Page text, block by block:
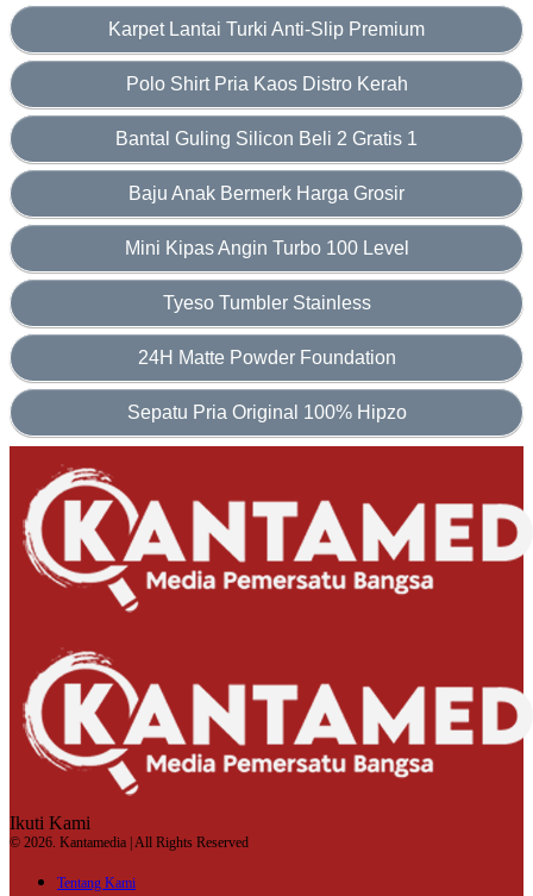
Karpet Lantai Turki Anti-Slip Premium
Polo Shirt Pria Kaos Distro Kerah
Bantal Guling Silicon Beli 2 Gratis 1
Baju Anak Bermerk Harga Grosir
Mini Kipas Angin Turbo 100 Level
Tyeso Tumbler Stainless
24H Matte Powder Foundation
Sepatu Pria Original 100% Hipzo
Ikuti Kami
© 2026. Kantamedia | All Rights Reserved
Tentang Kami